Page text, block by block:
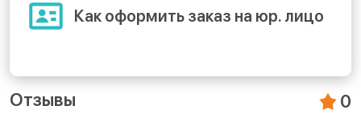
Как оформить заказ на юр. лицо
Отзывы 0